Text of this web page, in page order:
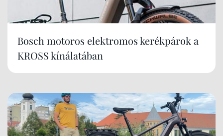
Bosch motoros elektromos kerékpárok a
KROSS kínálatában